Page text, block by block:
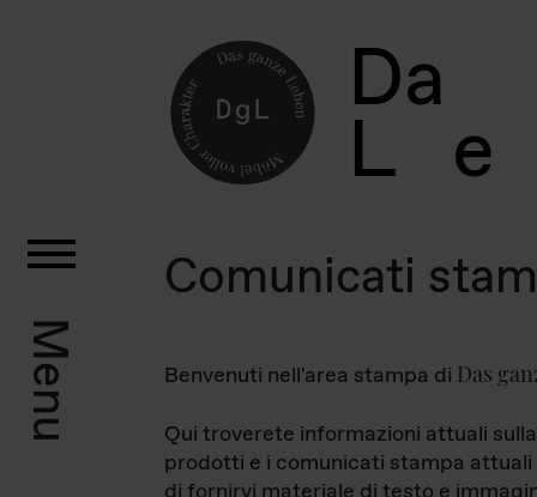
Da
L e
Menu
Comunicati
Benvenuti nell'area stampa di Das
Qui troverete informazioni attuali
prodotti e i comunicati stampa
di fornirvi materiale di testo e